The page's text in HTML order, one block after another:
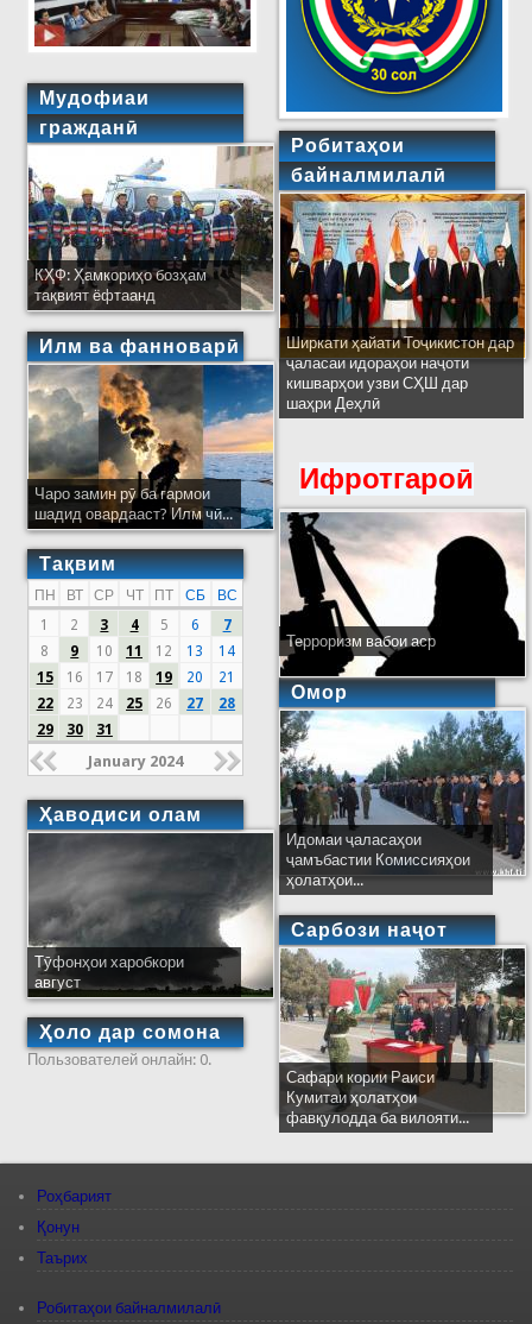
Мудофиаи
гражданӣ
КҲФ: Ҳамкориҳо бозҳам
тақвият ёфтаанд
Илм ва фанноварӣ
Чаро замин рӯ ба гармои
шадид овардааст? Илм чӣ...
Тақвим
ПН ВТ СР ЧТ ПТ СБ
ВС
1
2 3 4 5 6
7
8
9 10 11 12 13
14
15
16 17 18 19 20
21
22
23 24 25 26 27
28
29
30 31
January 2024
Ҳаводиси олам
Тӯфонҳои харобкори
август
Ҳоло дар сомона
Пользователей онлайн: 0.
Робитаҳои
байналмилалӣ
Ширкати ҳайати Тоҷикистон дар
ҷаласаи идораҳои наҷоти
кишварҳои узви СҲШ дар
шаҳри Деҳлӣ
Ифротгароӣ
Терроризм вабои аср
Омор
Идомаи ҷаласаҳои
ҷамъбастии Комиссияҳои
ҳолатҳои...
Сарбози наҷот
Сафари кории Раиси
Кумитаи ҳолатҳои
фавқулодда ба вилояти...
Роҳбарият
Қонун
Таърих
Робитаҳои байналмилалӣ